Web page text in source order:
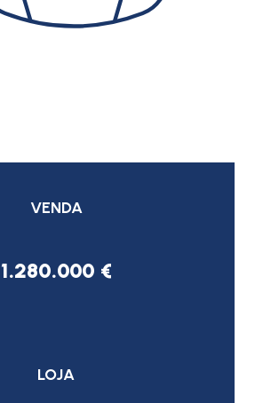
VENDA
1.280.000 €
LOJA